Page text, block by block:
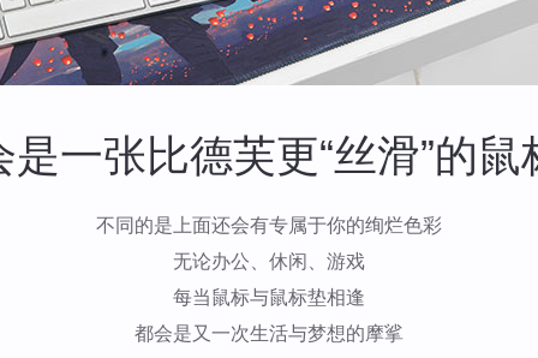
是一张比德芙更“丝滑”的鼠
不同的是上面还会有专属于你的绚烂色彩
无论办公、休闲、游戏
每当鼠标与鼠标垫相逢
都会是又一次生活与梦想的摩挲